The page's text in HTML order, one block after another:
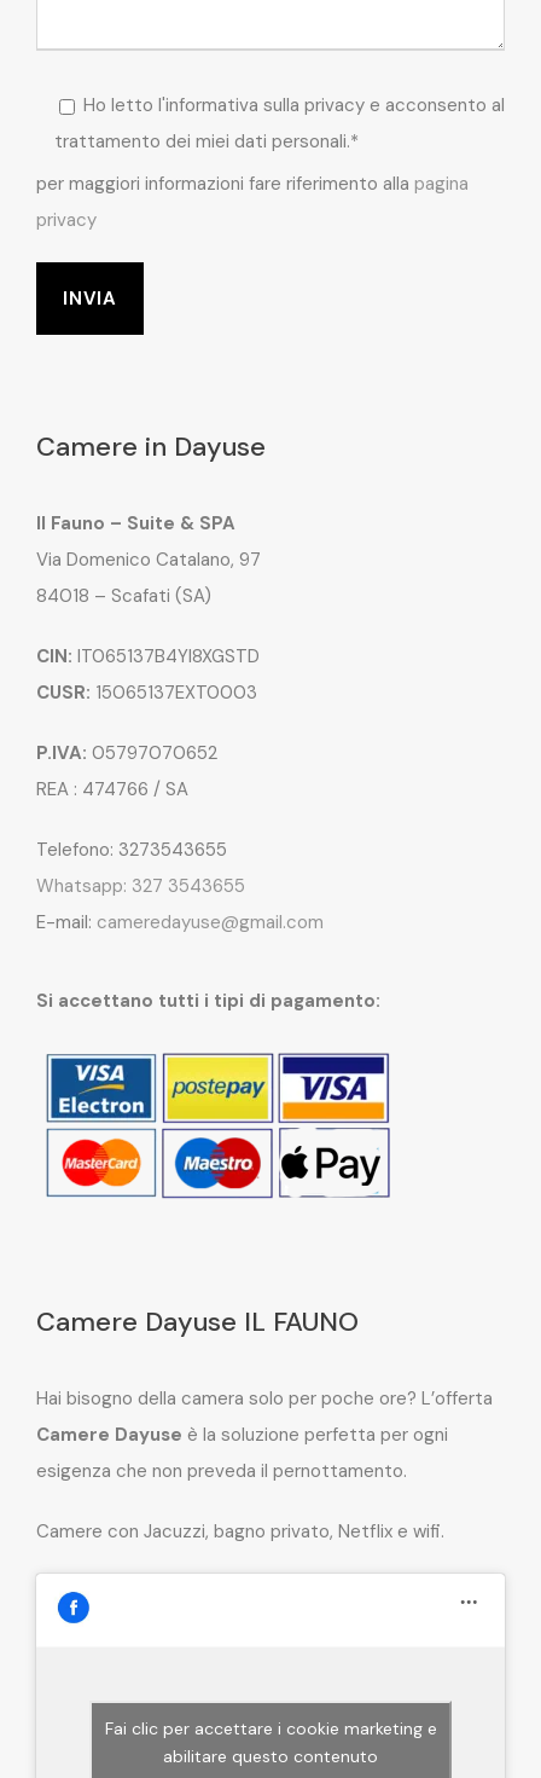
Ho letto l'informativa sulla privacy e acconsento al
trattamento dei miei dati personali.*
per maggiori informazioni fare riferimento alla pagina
privacy
Camere in Dayuse
Il Fauno – Suite & SPA
Via Domenico Catalano, 97
84018 – Scafati (SA)
CIN: IT065137B4YI8XGSTD
CUSR: 15065137EXT0003
P.IVA: 05797070652
REA : 474766 / SA
Telefono: 3273543655
Whatsapp: 327 3543655
E-mail: cameredayuse@gmail.com
Si accettano tutti i tipi di pagamento:
Camere Dayuse IL FAUNO
Hai bisogno della camera solo per poche ore? L’offerta
Camere Dayuse è la soluzione perfetta per ogni
esigenza che non preveda il pernottamento.
Camere con Jacuzzi, bagno privato, Netflix e wifi.
Fai clic per accettare i cookie marketing e
abilitare questo contenuto